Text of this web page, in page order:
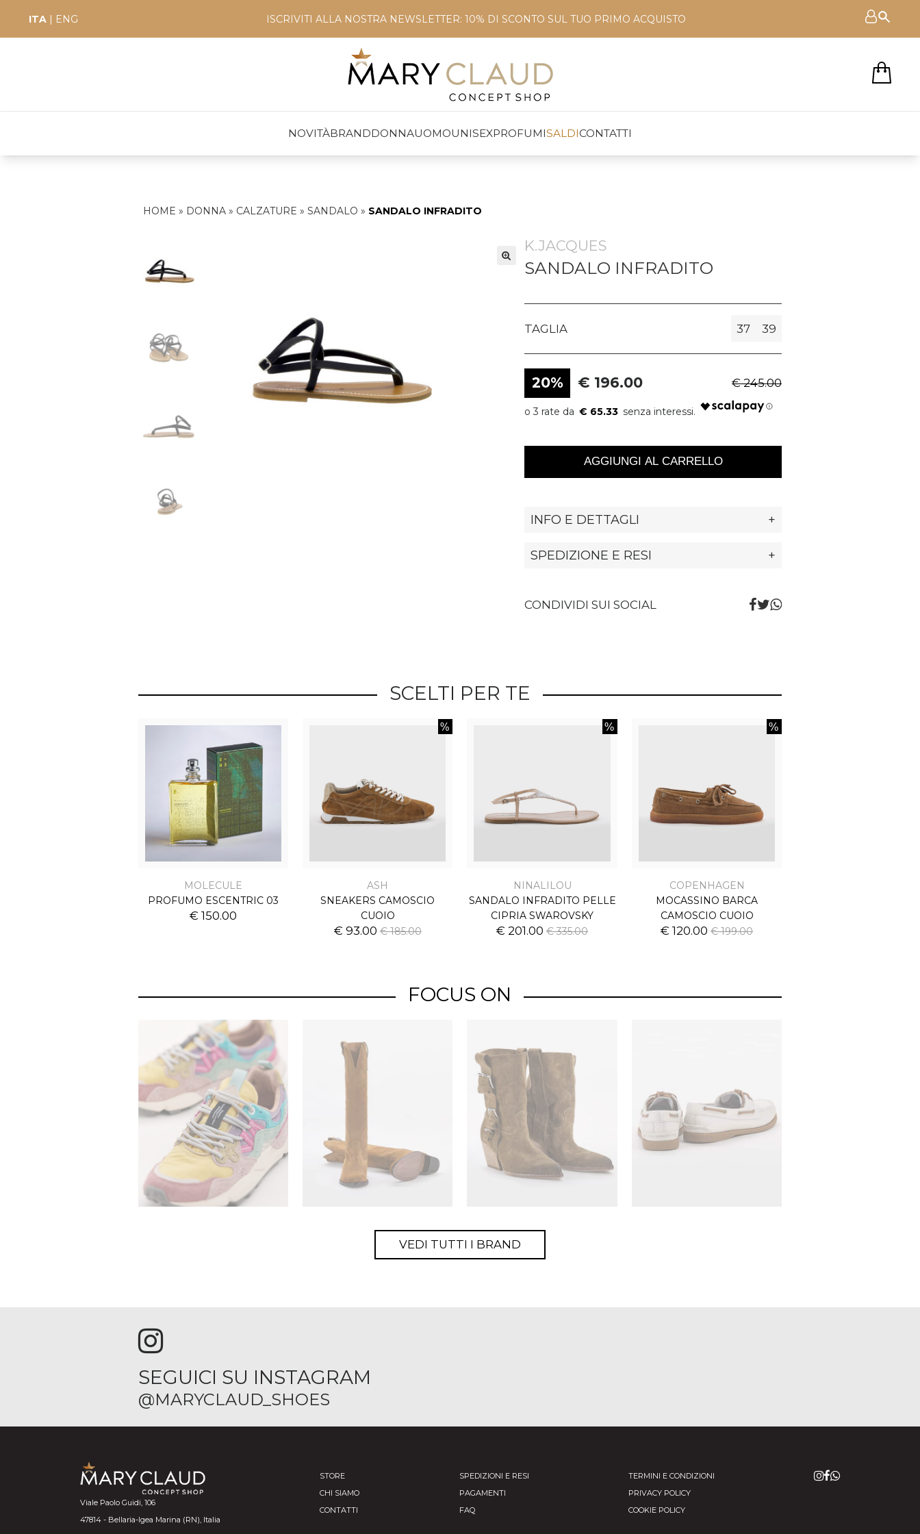
ITA | ENG ISCRIVITI ALLA NOSTRA NEWSLETTER: 10% DI SCONTO SUL TUO PRIMO ACQUISTO
NOVITÀBRANDDONNAUOMOUNISEXPROFUMISALDICONTATTI
HOME » DONNA » CALZATURE »SANDALO » SANDALO INFRADITO
K.JACQUES
SANDALO INFRADITO
TAGLIA 37 39
20% € 196.00 € 245.00
€ 65.33
AGGIUNGI AL CARRELLO
INFO E DETTAGLI +
SPEDIZIONE E RESI +
CONDIVIDI SUI SOCIAL
SCELTI PER TE
MOLECULE
PROFUMO ESCENTRIC 03
€ 150.00
ASH
SNEAKERS CAMOSCIO
CUOIO
€ 93.00€ 185.00
NINALILOU
SANDALO INFRADITO PELLE
CIPRIA SWAROVSKY
€ 201.00€ 335.00
COPENHAGEN
MOCASSINO BARCA
CAMOSCIO CUOIO
€ 120.00€ 199.00
FOCUS ON
VEDI TUTTI I BRAND
SEGUICI SU INSTAGRAM
@MARYCLAUD_SHOES
Viale Paolo Guidi, 106
47814 - Bellaria-Igea Marina (RN), Italia
STORE
CHI SIAMO
CONTATTI
SPEDIZIONI E RESI
PAGAMENTI
FAQ
TERMINI E CONDIZIONI
PRIVACY POLICY
COOKIE POLICY